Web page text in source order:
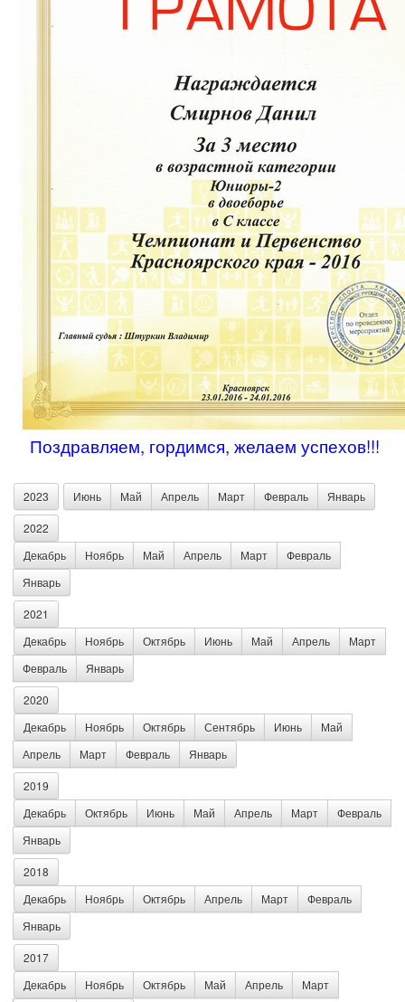
Поздравляем, гордимся, желаем успехов!!!
2023 Июнь Май Апрель Март Февраль Январь
2022
Декабрь
Ноябрь Май Апрель Март
Февраль
Январь
2021
Декабрь
Ноябрь Октябрь Июнь Май Апрель
Март
Февраль
Январь
2020
Декабрь
Ноябрь Октябрь Сентябрь Июнь
Май
Апрель
Март Февраль Январь
2019
Декабрь
Октябрь Июнь Май Апрель Март
Февраль
Январь
2018
Декабрь
Ноябрь Октябрь Апрель Март
Февраль
Январь
2017
Декабрь
Ноябрь Октябрь Май Апрель
Март